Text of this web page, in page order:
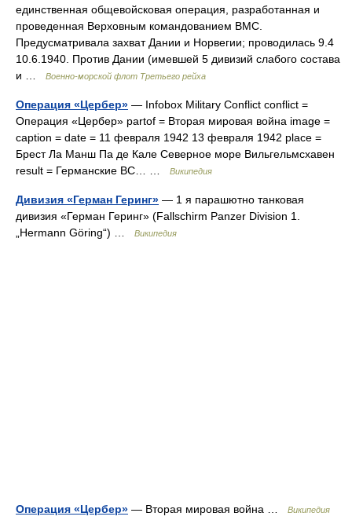
единственная общевойсковая операция, разработанная и
проведенная Верховным командованием ВМС.
Предусматривала захват Дании и Норвегии; проводилась 9.4
10.6.1940. Против Дании (имевшей 5 дивизий слабого состава
и …
Военно-морской флот Третьего рейха
Операция «Цербер» — Infobox Military Conflict conflict =
Операция «Цербер» partof = Вторая мировая война image =
caption = date = 11 февраля 1942 13 февраля 1942 place =
Брест Ла Манш Па де Кале Северное море Вильгельмсхавен
result = Германские ВС… …
Википедия
Дивизия «Герман Геринг» — 1 я парашютно танковая
дивизия «Герман Геринг» (Fallschirm Panzer Division 1.
„Hermann Göring“) …
Википедия
Операция «Цербер» — Вторая мировая война … Википедия